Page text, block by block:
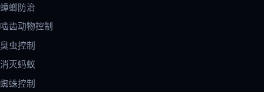
蟑螂防治
啮齿动物控制
臭虫控制
消灭蚂蚁
蜘蛛控制